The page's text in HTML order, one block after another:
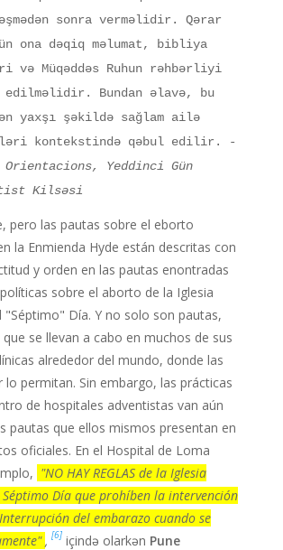
sonra verməlidir. Qərar
ona dəqiq məlumat, bibliya
və Müqəddəs Ruhun rəhbərliyi
edilməlidir. Bundan əlavə, bu
yaxşı şəkildə sağlam ailə
kontekstində qəbul edilir.
-
Orientacions, Yeddinci Gün
Kilsəsi.
pero las pautas sobre el eborto
la Enmienda Hyde están descritas con
y orden en las pautas enontradas
sobre el aborto de la Iglesia
"Séptimo" Día. Y no solo son pautas,
se llevan a cabo en muchos de sus
alrededor del mundo, donde las
lo permitan. Sin embargo, las prácticas
de hospitales adventistas van aún
pautas que ellos mismos presentan en
oficiales. En el Hospital de Loma
"NO HAY REGLAS de la Iglesia
Día que prohíben la intervención
del embarazo cuando se
, [6] içində olarkən Pune